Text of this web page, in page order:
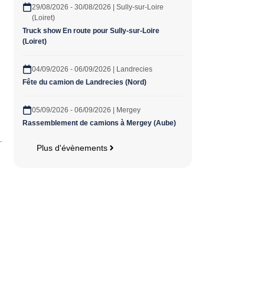
29/08/2026 - 30/08/2026 | Sully-sur-Loire
(Loiret)
Truck show En route pour Sully-sur-Loire
(Loiret)
04/09/2026 - 06/09/2026 | Landrecies
Fête du camion de Landrecies (Nord)
05/09/2026 - 06/09/2026 | Mergey
Rassemblement de camions à Mergey (Aube)
Plus d'évènements